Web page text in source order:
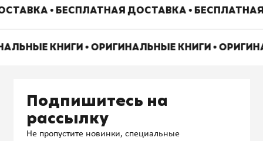
• БЕСПЛАТНАЯ ДОСТАВКА •
КНИГИ • ОРИГИНАЛЬНЫЕ КНИГИ •
Подпишитесь на
рассылку
Не пропустите новинки, специальные